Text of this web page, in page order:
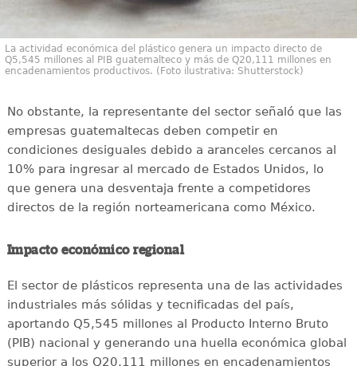
La actividad económica del plástico genera un impacto directo de
Q5,545 millones al PIB guatemalteco y más de Q20,111 millones en
encadenamientos productivos. (Foto ilustrativa: Shutterstock)
No obstante, la representante del sector señaló que las
empresas guatemaltecas deben competir en
condiciones desiguales debido a aranceles cercanos al
10% para ingresar al mercado de Estados Unidos, lo
que genera una desventaja frente a competidores
directos de la región norteamericana como México.
Impacto económico regional
El sector de plásticos representa una de las actividades
industriales más sólidas y tecnificadas del país,
aportando Q5,545 millones al Producto Interno Bruto
(PIB) nacional y generando una huella económica global
superior a los Q20,111 millones en encadenamientos